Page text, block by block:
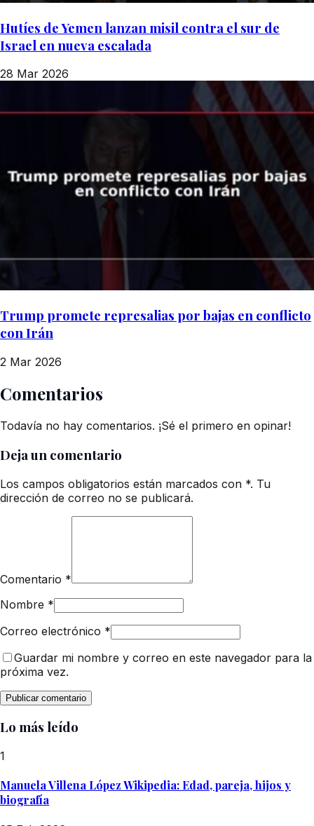
Hutíes de Yemen lanzan misil contra el sur de
Israel en nueva escalada
28 Mar 2026
Trump promete represalias por bajas en conflicto
con Irán
2 Mar 2026
Comentarios
Todavía no hay comentarios. ¡Sé el primero en opinar!
Deja un comentario
Los campos obligatorios están marcados con *. Tu
dirección de correo no se publicará.
Comentario *
Nombre *
Correo electrónico *
Guardar mi nombre y correo en este navegador para la
próxima vez.
Lo más leído
1
Manuela Villena López Wikipedia: Edad, pareja, hijos y
biografía